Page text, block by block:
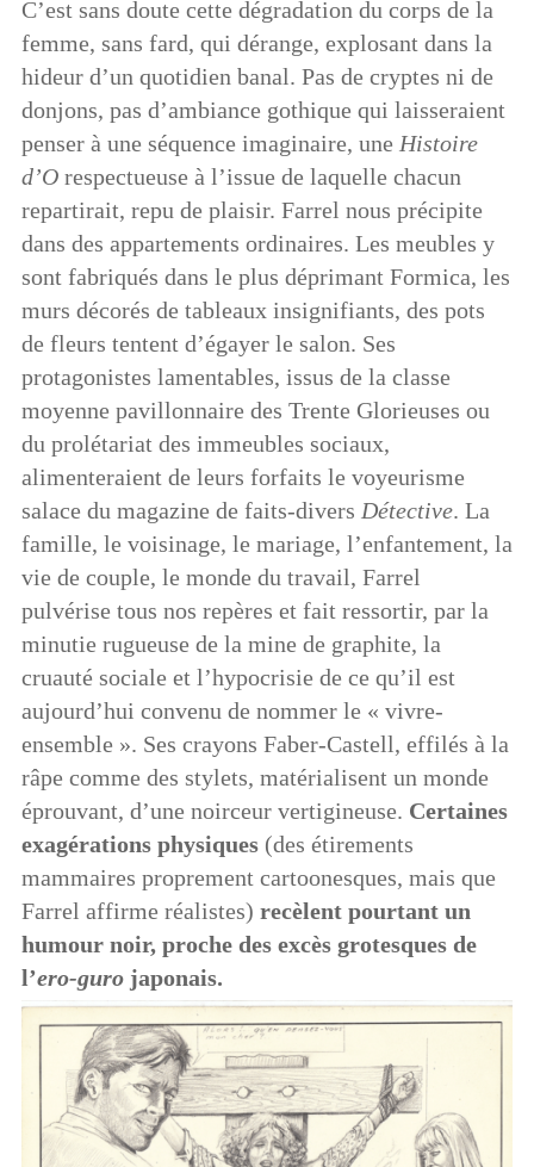
C’est sans doute cette dégradation du corps de la
femme, sans fard, qui dérange, explosant dans la
hideur d’un quotidien banal. Pas de cryptes ni de
donjons, pas d’ambiance gothique qui laisseraient
penser à une séquence imaginaire, une Histoire
d’Orespectueuse à l’issue de laquelle chacun
repartirait, repu de plaisir. Farrel nous précipite
dans des appartements ordinaires. Les meubles y
sont fabriqués dans le plus déprimant Formica, les
murs décorés de tableaux insignifiants, des pots
de fleurs tentent d’égayer le salon. Ses
protagonistes lamentables, issus de la classe
moyenne pavillonnaire des Trente Glorieuses ou
du prolétariat des immeubles sociaux,
alimenteraient de leurs forfaits le voyeurisme
salace du magazine de faits-divers Détective. La
famille, le voisinage, le mariage, l’enfantement, la
vie de couple, le monde du travail, Farrel
pulvérise tous nos repères et fait ressortir, par la
minutie rugueuse de la mine de graphite, la
cruauté sociale et l’hypocrisie de ce qu’il est
aujourd’hui convenu de nommer le « vivre-
ensemble ». Ses crayons Faber-Castell, effilés à la
râpe comme des stylets, matérialisent un monde
éprouvant, d’une noirceur vertigineuse. Certaines
exagérations physiques(des étirements
mammaires proprement cartoonesques, mais que
Farrel affirme réalistes) recèlent pourtant un
humour noir, proche des excès grotesques de
l’ero-gurojaponais.